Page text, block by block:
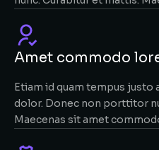
Amet commodo
Etiam id quam tempus
dolor. Donec non porttitor
Maecenas sit amet